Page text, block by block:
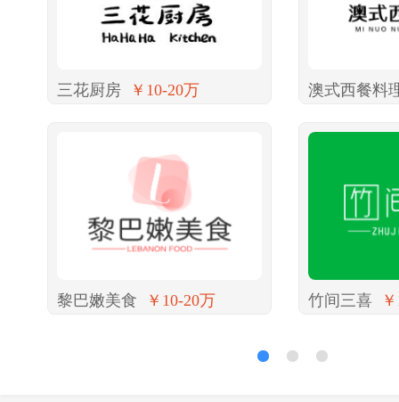
三花厨房 ￥10-20万 澳式西餐料
黎巴嫩美食 ￥10-20万 竹间三喜